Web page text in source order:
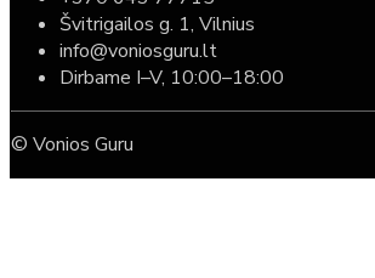
Švitrigailos g. 1, Vilnius
info@voniosguru.lt
Dirbame I–V, 10:00–18:00
© Vonios Guru